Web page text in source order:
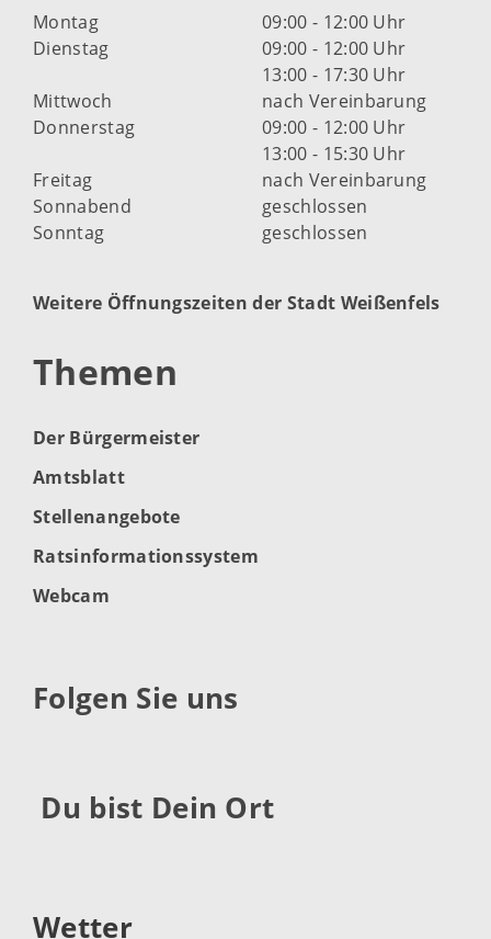
Montag
09:00 - 12:00 Uhr
Dienstag
09:00 - 12:00 Uhr
13:00 - 17:30 Uhr
Mittwoch
nach Vereinbarung
Donnerstag
09:00 - 12:00 Uhr
13:00 - 15:30 Uhr
Freitag
nach Vereinbarung
Sonnabend
geschlossen
Sonntag
geschlossen
Weitere Öffnungszeiten der Stadt Weißenfels
Themen
Der Bürgermeister
Amtsblatt
Stellenangebote
Ratsinformationssystem
Webcam
Folgen Sie uns
Du bist Dein Ort
Wetter